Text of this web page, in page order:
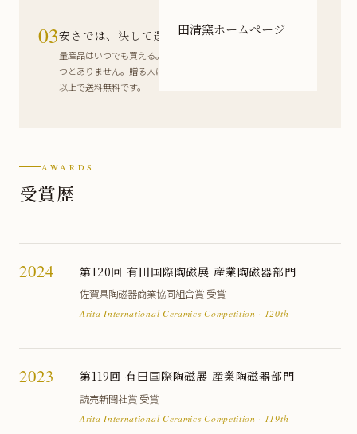
田清窯ホームページ
03安さでは、決して選べないもの
量産品はいつでも買える。でも、この結び目と同じものは二
つとありません。贈る人にしか贈れない一枚を。税込8,000円
以上で送料無料です。
AWARDS
受賞歴
2024 第120回 有田国際陶磁展 産業陶磁器部門
佐賀県陶磁器商業協同組合賞 受賞
Arita International Ceramics Competition · 120th
2023 第119回 有田国際陶磁展 産業陶磁器部門
読売新聞社賞 受賞
Arita International Ceramics Competition · 119th